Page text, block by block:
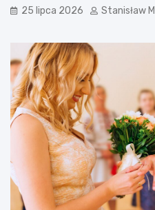
25 lipca 2026 Stanisław